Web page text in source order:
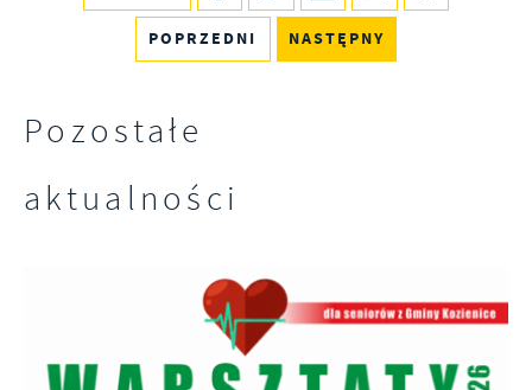
POPRZEDNI NASTĘPNY
Pozostałe
aktualności